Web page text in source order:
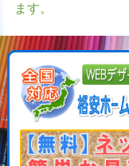
ます。